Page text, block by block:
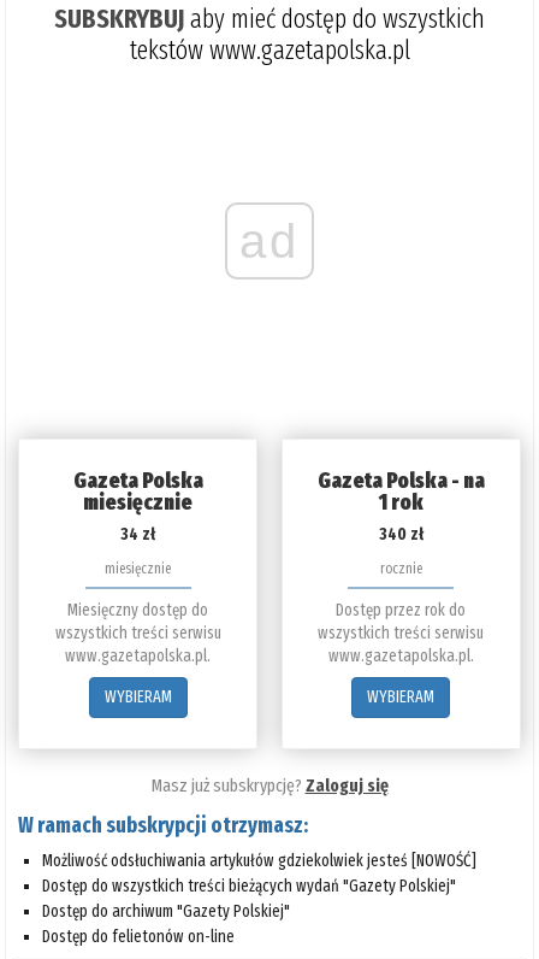
SUBSKRYBUJaby mieć dostęp do wszystkich
tekstów www.gazetapolska.pl
ad
Gazeta Polska
miesięcznie
34 zł
miesięcznie
Miesięczny dostęp do
wszystkich treści serwisu
www.gazetapolska.pl.
WYBIERAM
Gazeta Polska - na
1 rok
340 zł
rocznie
Dostęp przez rok do
wszystkich treści serwisu
www.gazetapolska.pl.
WYBIERAM
Masz już subskrypcję? Zaloguj się
W ramach subskrypcji otrzymasz:
Możliwość odsłuchiwania artykułów gdziekolwiek jesteś [NOWOŚĆ]
Dostęp do wszystkich treści bieżących wydań "Gazety Polskiej"
Dostęp do archiwum "Gazety Polskiej"
Dostęp do felietonów on-line